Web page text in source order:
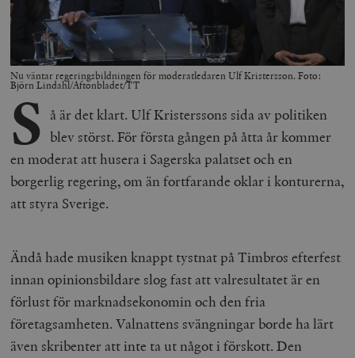
Nu väntar regeringsbildningen för moderatledaren Ulf Kristersson. Foto:
Björn Lindahl/Aftonbladet/TT
S å är det klart. Ulf Kristerssons sida av politiken
blev störst. För första gången på åtta år kommer
en moderat att husera i Sagerska palatset och en
borgerlig regering, om än fortfarande oklar i konturerna,
att styra Sverige.
Ändå hade musiken knappt tystnat på Timbros efterfest
innan opinionsbildare slog fast att valresultatet är en
förlust för marknadsekonomin och den fria
företagsamheten. Valnattens svängningar borde ha lärt
även skribenter att inte ta ut något i förskott. Den